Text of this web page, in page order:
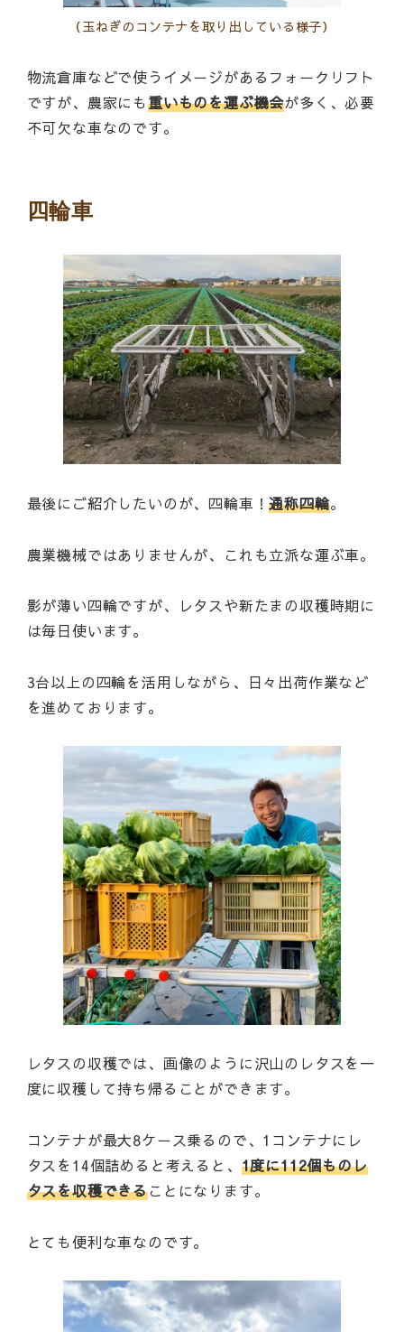
（玉ねぎのコンテナを取り出している様子）
物流倉庫などで使うイメージがあるフォークリフト
ですが、農家にも重いものを運ぶ機会が多く、必要
不可欠な車なのです。
四輪車
最後にご紹介したいのが、四輪車！通称四輪。
農業機械ではありませんが、これも立派な運ぶ車。
影が薄い四輪ですが、レタスや新たまの収穫時期に
は毎日使います。
3台以上の四輪を活用しながら、日々出荷作業など
を進めております。
レタスの収穫では、画像のように沢山のレタスを一
度に収穫して持ち帰ることができます。
コンテナが最大8ケース乗るので、1コンテナにレ
タスを14個詰めると考えると、 1度に112個ものレ
タスを収穫できることになります。
とても便利な車なのです。